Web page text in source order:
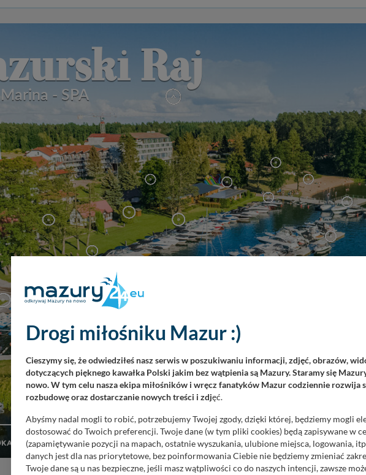
Drogi miłośniku Mazur :)
Cieszymy się, że odwiedziłeś nasz serwis w poszukiwaniu informacji, zdjęć, obrazów,
dotyczących pięknego kawałka Polski jakim bez wątpienia są Mazury. Staramy się
nowo. W tym celu nasza ekipa miłośników i wręcz fanatyków Mazur codziennie rozwija
rozbudowę oraz dostarczanie nowych treści i zdjęć.
Abyśmy nadal mogli to robić, potrzebujemy Twojej zgody, dzięki której, będziemy mogli
dostosować do Twoich preferencji. Twoje dane (w tym pliki cookies) będą zapisywane w
(zapamiętywanie pozycji na mapach, ostatnie wyszukania, ulubione miejsca, logowania,
danych jest dla nas priorytetowe, bez poinformowania Ciebie nie będziemy zmieniać
Twoje dane są u nas bezpieczne, jeśli masz wątpliwości co do naszych intencji, zawsze